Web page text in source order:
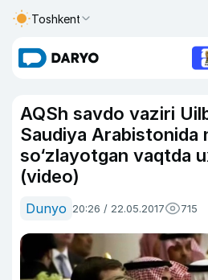
Toshkent
AQSh savdo vaziri
Saudiya Arabistonida
so‘zlayotgan vaqtda
(video)
Dunyo 20:26 / 22.05.2017 715